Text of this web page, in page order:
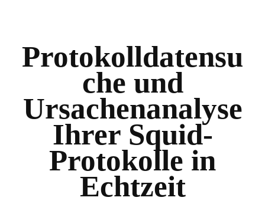
Protokolldatensu
che und
Ursachenanalyse
Ihrer Squid-
Protokolle in
Echtzeit